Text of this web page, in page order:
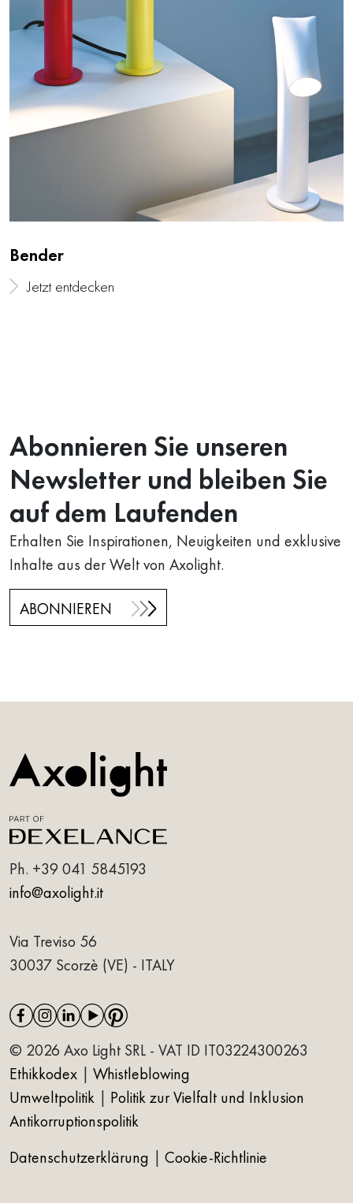
Bender
Jetzt entdecken
Abonnieren Sie unseren
Newsletter und bleiben Sie
auf dem Laufenden
Erhalten Sie Inspirationen, Neuigkeiten und exklusive
Inhalte aus der Welt von Axolight.
ABONNIEREN
Ph. +39 041 5845193
info@axolight.it
Via Treviso 56
30037 Scorzè (VE) - ITALY
© 2026 Axo Light SRL - VAT ID IT03224300263
Ethikkodex | Whistleblowing
Umweltpolitik | Politik zur Vielfalt und Inklusion
Antikorruptionspolitik
Datenschutzerklärung | Cookie-Richtlinie